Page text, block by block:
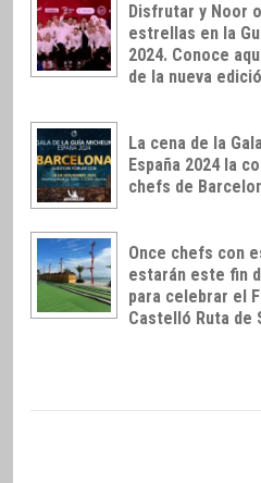
Disfrutar y Noor
estrellas en la
2024. Conoce
de la nueva
La cena de la
España 2024 la
chefs de
Once chefs con
estarán este fin
para celebrar el
Castelló Ruta de